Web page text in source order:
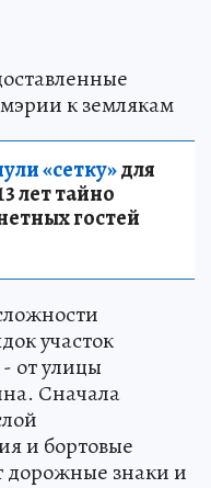
к землякам
«сетку»для
лет тайно
гостей
участок
от улицы
Сначала
и бортовые
дорожные знаки и